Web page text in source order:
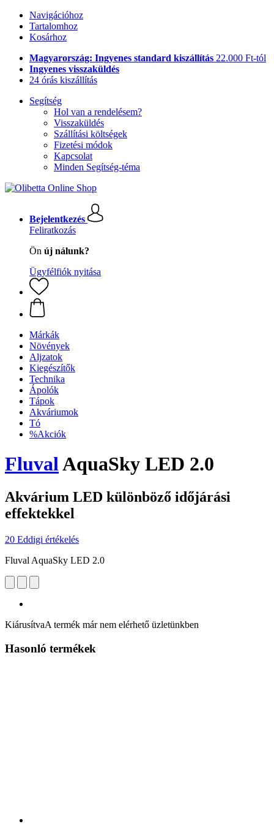
Navigációhoz
Tartalomhoz
Kosárhoz
Magyarország: Ingyenes standard kiszállítás 22.000 Ft-tól
Ingyenes visszaküldés
24 órás kiszállítás
Segítség
Hol van a rendelésem?
Visszaküldés
Szállítási költségek
Fizetési módok
Kapcsolat
Minden Segítség-téma
Bejelentkezés
Feliratkozás
Ön új nálunk?
Ügyfélfiók nyitása
Márkák
Növények
Aljzatok
Kiegészítők
Technika
Ápolók
Tápok
Akváriumok
Tó
%Akciók
FluvalAquaSky LED 2.0
Akvárium LED különböző időjárási
effektekkel
20 Eddigi értékelés
Fluval AquaSky LED 2.0
KiárusítvaA termék már nem elérhető üzletünkben
Hasonló termékek